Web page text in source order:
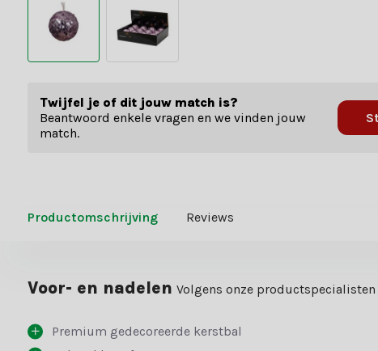
Twijfel je of dit jouw match is?
Beantwoord enkele vragen en we vinden jouw
match.
Productomschrijving Reviews
Voor- en nadelen Volgens onze productspecialisten
Premium gedecoreerde kerstbal